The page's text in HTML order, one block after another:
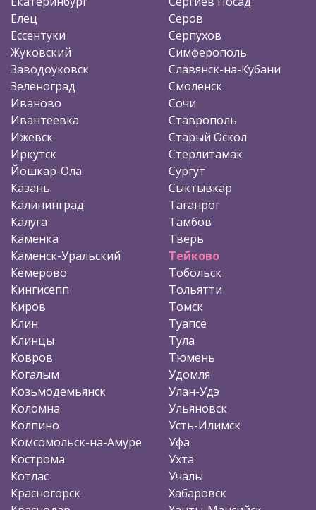
Елец
Ессентуки
Жуковский
Заводоуковск
Зеленоград
Иваново
Ивантеевка
Ижевск
Иркутск
Йошкар-Ола
Казань
Калининград
Калуга
Каменка
Каменск-Уральский
Кемерово
Кингисепп
Киров
Клин
Клинцы
Ковров
Когалым
Козьмодемьянск
Коломна
Колпино
Комсомольск-на-Амуре
Кострома
Котлас
Красногорск
Серов
Серпухов
Симферополь
Славянск-на-Кубани
Смоленск
Сочи
Ставрополь
Старый Оскол
Стерлитамак
Сургут
Сыктывкар
Таганрог
Тамбов
Тверь
Тейково
Тобольск
Тольятти
Томск
Туапсе
Тула
Тюмень
Удомля
Улан-Удэ
Ульяновск
Усть-Илимск
Уфа
Ухта
Учалы
Хабаровск